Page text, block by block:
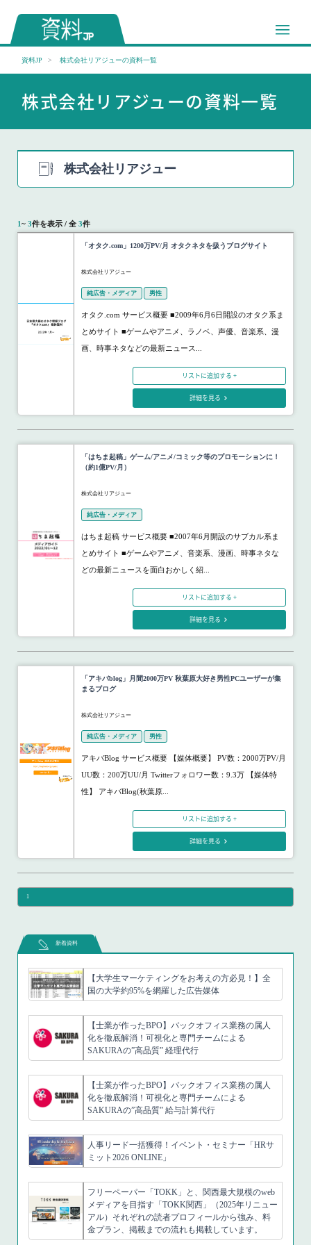
資料JP 株式会社リアジューの資料一覧
株式会社リアジューの資料一覧
株式会社リアジュー
1~ 3件を表示 / 全 3件
「オタク.com」1200万PV/月 オタクネタを扱うブログサイト
株式会社リアジュー
純広告・メディア 男性
オタク.com サービス概要 ■2009年6月6日開設のオタク系ま
とめサイト ■ゲームやアニメ、ラノベ、声優、音楽系、漫
画、時事ネタなどの最新ニュース...
リストに追加する +
詳細を見る
「はちま起稿」ゲーム/アニメ/コミック等のプロモーションに！
（約1億PV/月）
株式会社リアジュー
純広告・メディア
はちま起稿 サービス概要 ■2007年6月開設のサブカル系ま
とめサイト ■ゲームやアニメ、音楽系、漫画、時事ネタな
どの最新ニュースを面白おかしく紹...
リストに追加する +
詳細を見る
「アキバblog」月間2000万PV 秋葉原大好き男性PCユーザーが集
まるブログ
株式会社リアジュー
純広告・メディア 男性
アキバBlog サービス概要 【媒体概要】 PV数：2000万PV/月
UU数：200万UU/月 Twitterフォロワー数：9.3万 【媒体特
性】 アキバBlog(秋葉原...
リストに追加する +
詳細を見る
1
新着資料
【大学生マーケティングをお考えの方必見！】全
国の大学約95%を網羅した広告媒体
【士業が作ったBPO】バックオフィス業務の属人
化を徹底解消！可視化と専門チームによる
SAKURAの”高品質” 経理代行
【士業が作ったBPO】バックオフィス業務の属人
化を徹底解消！可視化と専門チームによる
SAKURAの”高品質” 給与計算代行
人事リード一括獲得！イベント・セミナー「HRサ
ミット2026 ONLINE」
フリーペーパー「TOKK」と、関西最大規模のweb
メディアを目指す「TOKK関西」（2025年リニュー
アル）それぞれの読者プロフィールから強み、料
金プラン、掲載までの流れも掲載しています。